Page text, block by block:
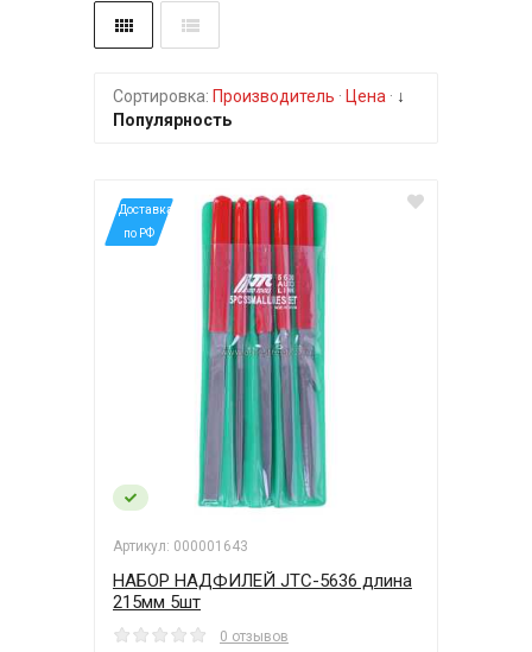
Сортировка: Производитель · Цена · ↓
Популярность
*Доставка
по РФ
Артикул: 000001643
НАБОР НАДФИЛЕЙ JTC-5636 длина
215мм 5шт
0 отзывов